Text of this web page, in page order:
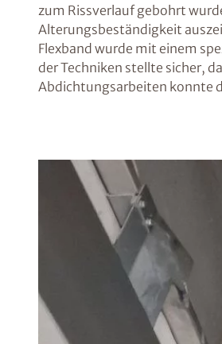
zum Rissverlauf gebohrt
Alterungsbeständigkeit
Flexband wurde mit einem
der Techniken stellte sicher,
Abdichtungsarbeiten konnte